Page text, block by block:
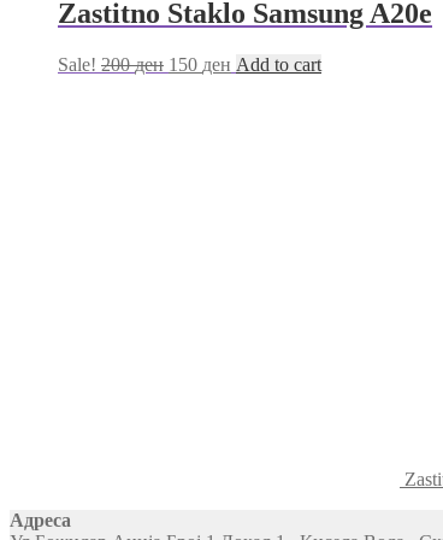
Zastitno Staklo Samsung A20e
Sale! 200ден 150 ден Add to cart
Адреса